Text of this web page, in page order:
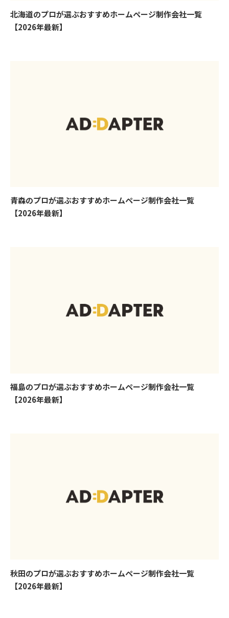
北海道のプロが選ぶおすすめホームページ制作会社一覧
【2026年最新】
青森のプロが選ぶおすすめホームページ制作会社一覧
【2026年最新】
福島のプロが選ぶおすすめホームページ制作会社一覧
【2026年最新】
秋田のプロが選ぶおすすめホームページ制作会社一覧
【2026年最新】